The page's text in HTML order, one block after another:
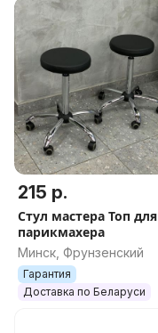
215 р.
Стул мастера Топ для
парикмахера
Минск, Фрунзенский
Гарантия
Доставка по Беларуси